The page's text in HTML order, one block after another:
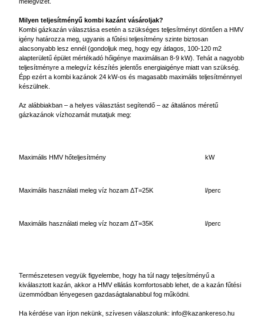
Milyen teljesítményű kombi kazánt vásároljak?
Kombi gázkazán választása esetén a szükséges teljesítményt döntően a HMV
igény határozza meg, ugyanis a fűtési teljesítmény szinte biztosan
alacsonyabb lesz ennél (gondoljuk meg, hogy egy átlagos, 100-120 m2
alapterületű épület mértékadó hőigénye maximálisan 8-9 kW). Tehát a nagyobb
teljesítményre a melegvíz készítés jelentős energiaigénye miatt van szükség.
Épp ezért a kombi kazánok 24 kW-os és magasabb maximális teljesítménnyel
készülnek.
Az alábbiakban – a helyes választást segítendő – az általános méretű
gázkazánok vízhozamát mutatjuk meg:
Maximális HMV hőteljesítmény kW
Maximális használati meleg víz hozam ΔT=25K l/perc
Maximális használati meleg víz hozam ΔT=35K l/perc
Természetesen vegyük figyelembe, hogy ha túl nagy teljesítményű a
kiválasztott kazán, akkor a HMV ellátás komfortosabb lehet, de a kazán fűtési
üzemmódban lényegesen gazdaságtalanabbul fog működni.
Ha kérdése van írjon nekünk, szívesen válaszolunk: info@kazankereso.hu